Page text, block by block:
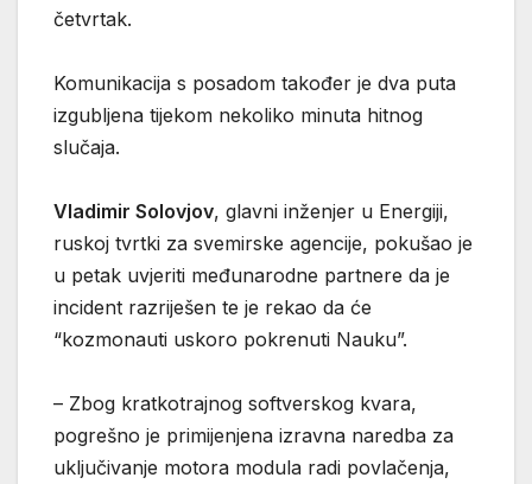
četvrtak.
Komunikacija s posadom također je dva puta
izgubljena tijekom nekoliko minuta hitnog
slučaja.
Vladimir Solovjov, glavni inženjer u Energiji,
ruskoj tvrtki za svemirske agencije, pokušao je
u petak uvjeriti međunarodne partnere da je
incident razriješen te je rekao da će
“kozmonauti uskoro pokrenuti Nauku”.
– Zbog kratkotrajnog softverskog kvara,
pogrešno je primijenjena izravna naredba za
uključivanje motora modula radi povlačenja,